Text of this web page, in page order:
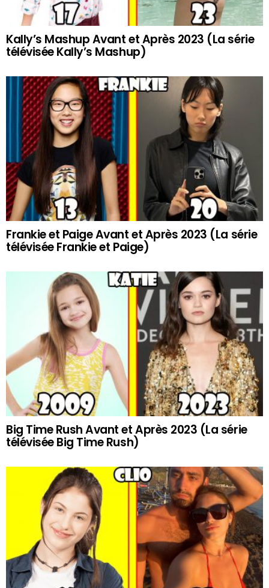
Kally’s Mashup Avant et Après 2023 (La série
télévisée Kally’s Mashup)
Frankie et Paige Avant et Après 2023 (La série
télévisée Frankie et Paige)
Big Time Rush Avant et Après 2023 (La série
télévisée Big Time Rush)